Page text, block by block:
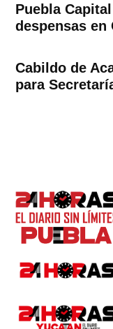
Puebla
despensas en
Cabildo de
para